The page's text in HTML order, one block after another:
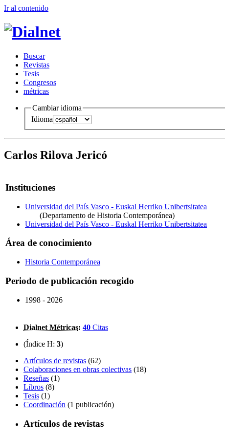
Ir al contenido
Buscar
Revistas
Tesis
Congresos
métricas
Cambiar idioma
Idioma
Carlos Rilova Jericó
Instituciones
Universidad del País Vasco - Euskal Herriko Unibertsitatea
(Departamento de Historia Contemporánea)
Universidad del País Vasco - Euskal Herriko Unibertsitatea
Área de conocimiento
Historia Contemporánea
Periodo de publicación recogido
1998 - 2026
Dialnet Métricas: 40 Citas
(Índice H: 3)
Artículos de revistas (62)
Colaboraciones en obras colectivas (18)
Reseñas (1)
Libros (8)
Tesis (1)
Coordinación (1 publicación)
Artículos de revistas